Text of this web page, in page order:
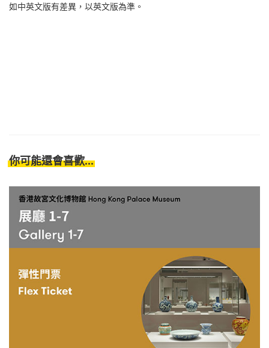
如中英文版有差異，以英文版為準。
你可能還會喜歡...